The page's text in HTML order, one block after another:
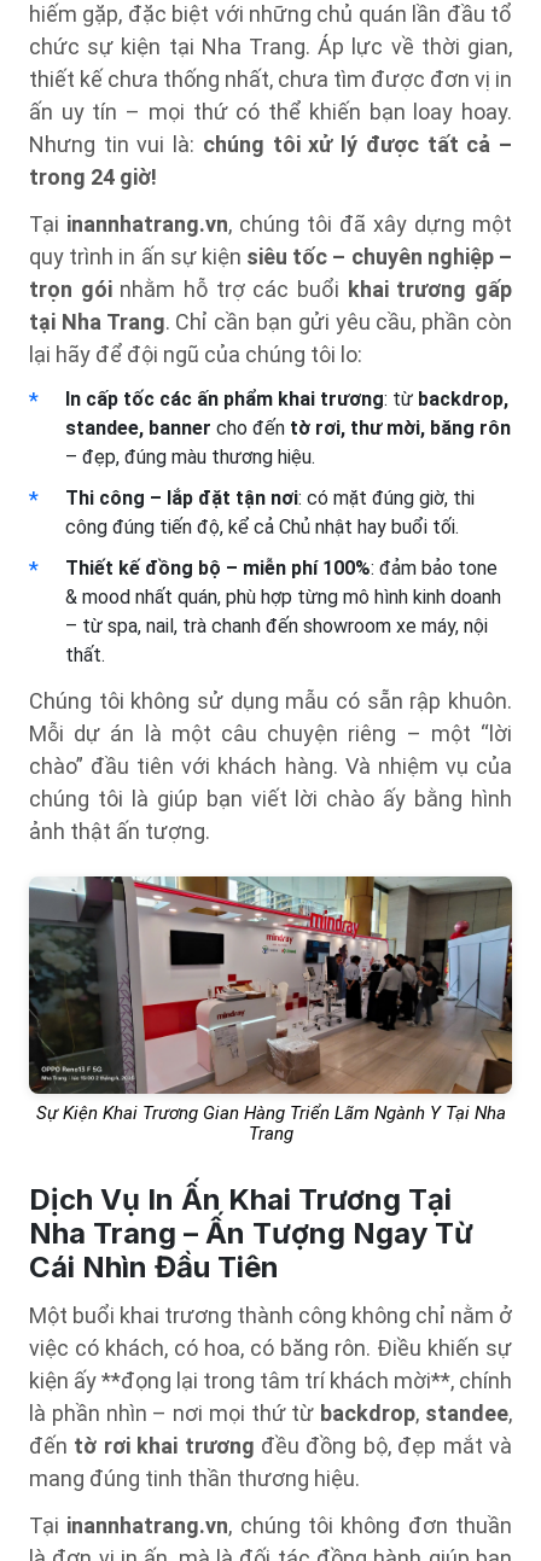
hiếm gặp, đặc biệt với những chủ quán lần đầu tổ
chức sự kiện tại Nha Trang. Áp lực về thời gian,
thiết kế chưa thống nhất, chưa tìm được đơn vị in
ấn uy tín – mọi thứ có thể khiến bạn loay hoay.
Nhưng tin vui là: chúng tôi xử lý được tất cả –
trong 24 giờ!
Tại inannhatrang.vn, chúng tôi đã xây dựng một
quy trình in ấn sự kiện siêu tốc – chuyên nghiệp –
trọn góinhằm hỗ trợ các buổi khai trương gấp
tại Nha Trang. Chỉ cần bạn gửi yêu cầu, phần còn
lại hãy để đội ngũ của chúng tôi lo:
In cấp tốc các ấn phẩm khai trương: từ backdrop,
standee, banner cho đến tờ rơi, thư mời, băng rôn
– đẹp, đúng màu thương hiệu.
Thi công – lắp đặt tận nơi: có mặt đúng giờ, thi
công đúng tiến độ, kể cả Chủ nhật hay buổi tối.
Thiết kế đồng bộ – miễn phí 100%: đảm bảo tone
& mood nhất quán, phù hợp từng mô hình kinh doanh
– từ spa, nail, trà chanh đến showroom xe máy, nội
thất.
Chúng tôi không sử dụng mẫu có sẵn rập khuôn.
Mỗi dự án là một câu chuyện riêng – một “lời
chào” đầu tiên với khách hàng. Và nhiệm vụ của
chúng tôi là giúp bạn viết lời chào ấy bằng hình
ảnh thật ấn tượng.
Sự Kiện Khai Trương Gian Hàng Triển Lãm Ngành Y Tại Nha
Trang
Dịch Vụ In Ấn Khai Trương Tại
Nha Trang – Ấn Tượng Ngay Từ
Cái Nhìn Đầu Tiên
Một buổi khai trương thành công không chỉ nằm ở
việc có khách, có hoa, có băng rôn. Điều khiến sự
kiện ấy **đọng lại trong tâm trí khách mời**, chính
là phần nhìn – nơi mọi thứ từ backdrop, standee,
đến tờ rơi khai trương đều đồng bộ, đẹp mắt và
mang đúng tinh thần thương hiệu.
Tại inannhatrang.vn, chúng tôi không đơn thuần